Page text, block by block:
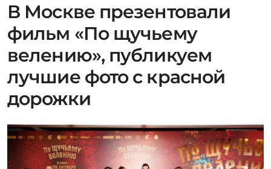
В Москве презентовали
фильм «По щучьему
велению», публикуем
лучшие фото с красной
дорожки